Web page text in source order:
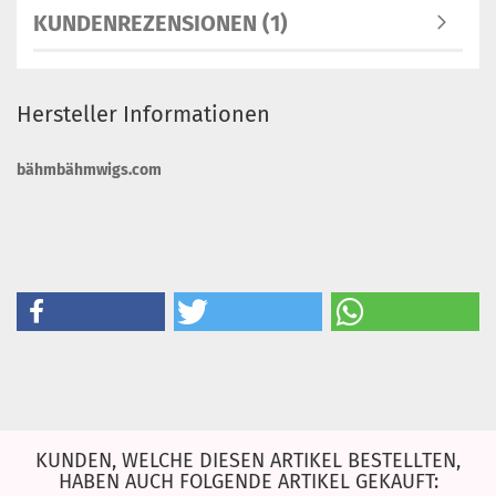
KUNDENREZENSIONEN (1)
Hersteller Informationen
bähmbähmwigs.com
KUNDEN, WELCHE DIESEN ARTIKEL BESTELLTEN,
HABEN AUCH FOLGENDE ARTIKEL GEKAUFT: